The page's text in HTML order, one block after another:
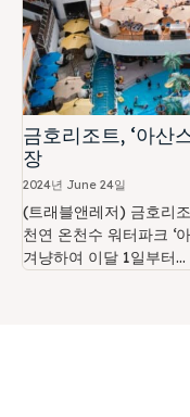
금호리조트, ‘아산
장
2024년 June 24일
(트래블앤레저) 금호리
천연 온천수 워터파크 ‘
겨냥하여 이달 1일부터...